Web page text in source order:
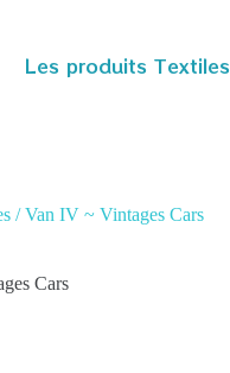
Les produits Textiles
/ Van IV ~ Vintages Cars